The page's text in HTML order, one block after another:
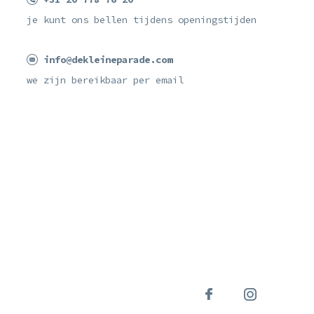
je kunt ons bellen tijdens openingstijden
info@dekleineparade.com
we zijn bereikbaar per email